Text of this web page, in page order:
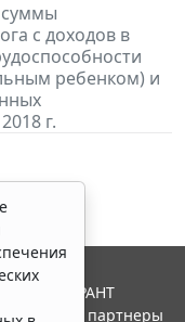
суммы
с доходов в
ребенком) и
г.
ГАРАНТ
и ее партнеры